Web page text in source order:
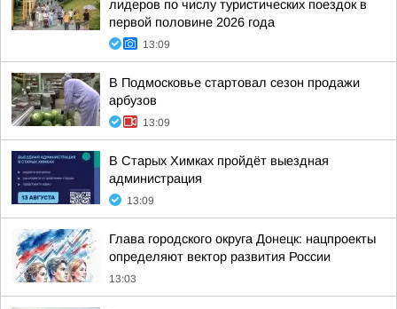
лидеров по числу туристических поездок в
первой половине 2026 года
13:09
В Подмосковье стартовал сезон продажи
арбузов
13:09
В Старых Химках пройдёт выездная
администрация
13:09
Глава городского округа Донецк: нацпроекты
определяют вектор развития России
13:03